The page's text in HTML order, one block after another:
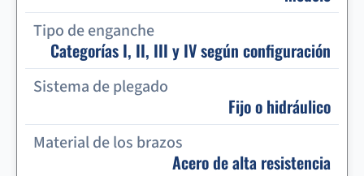
Tipo de enganche
Categorías I, II, III y IV según configuración
Sistema de plegado
Fijo o hidráulico
Material de los brazos
Acero de alta resistencia